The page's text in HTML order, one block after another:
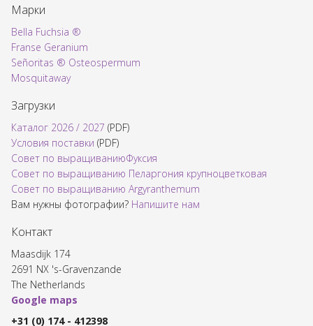
Марки
Bella Fuchsia ®
Franse Geranium
Señoritas ® Osteospermum
Mosquitaway
Загрузки
Каталог 2026 / 2027 (PDF)
Условия поставки (PDF)
Совет по выращиваниюФуксия
Совет по выращиванию Пеларгония крупноцветковая
Совет по выращиванию Argyranthemum
Вам нужны фотографии? Напишите нам​
Контакт
Maasdijk 174
2691 NX 's-Gravenzande
The Netherlands
Google maps
+31 (0) 174 - 412398